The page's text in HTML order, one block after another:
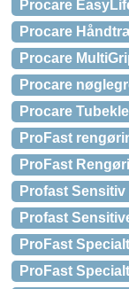
Procare
Procare
Procare
Procare
Procare
ProFast
ProFast
Profast
Profast
ProFast
ProFast